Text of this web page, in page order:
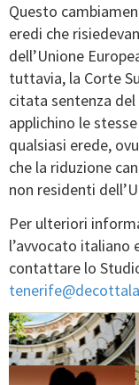
Questo
eredi che
dell’Unione
tuttavia, la Corte
citata sentenza del
applichino le
qualsiasi erede,
che la riduzione
non residenti
Per ulteriori
l’avvocato italiano
contattare lo